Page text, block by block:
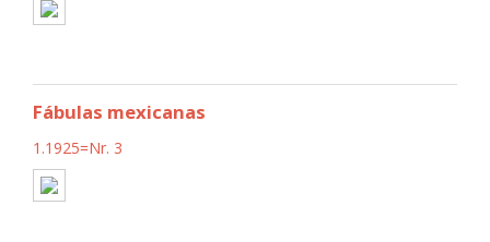
Fábulas mexicanas
1.1925=Nr. 3